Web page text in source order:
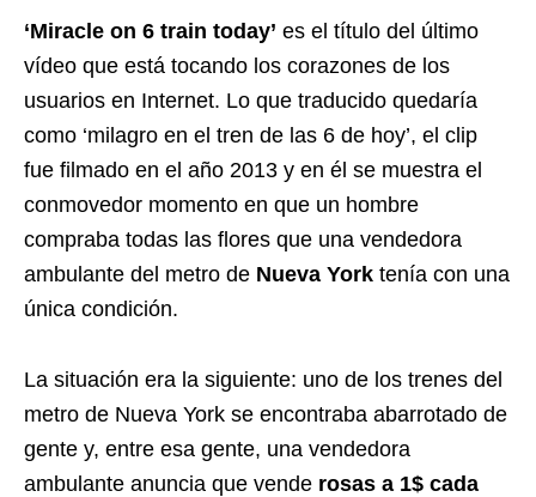
‘Miracle on 6 train today’ es el título del último
vídeo que está tocando los corazones de los
usuarios en Internet. Lo que traducido quedaría
como ‘milagro en el tren de las 6 de hoy’, el clip
fue filmado en el año 2013 y en él se muestra el
conmovedor momento en que un hombre
compraba todas las flores que una vendedora
ambulante del metro de Nueva York tenía con una
única condición.
La situación era la siguiente: uno de los trenes del
metro de Nueva York se encontraba abarrotado de
gente y, entre esa gente, una vendedora
ambulante anuncia que vende rosas a 1$ cada